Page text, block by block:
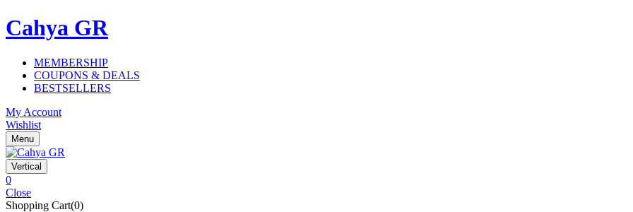
Cahya GR
MEMBERSHIP
COUPONS & DEALS
BESTSELLERS
My Account
Wishlist
Menu
Vertical
0
Close
Shopping Cart(0)